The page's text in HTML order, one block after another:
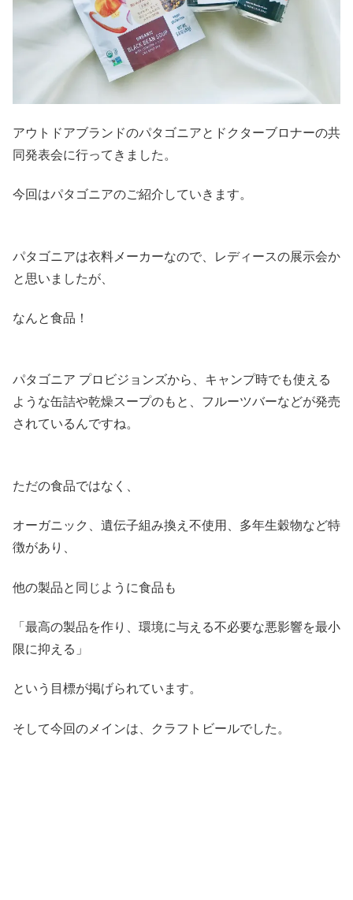
アウトドアブランドのパタゴニアとドクターブロナーの共
同発表会に行ってきました。
今回はパタゴニアのご紹介していきます。
パタゴニアは衣料メーカーなので、レディースの展示会か
と思いましたが、
なんと食品！
パタゴニア プロビジョンズから、キャンプ時でも使える
ような缶詰や乾燥スープのもと、フルーツバーなどが発売
されているんですね。
ただの食品ではなく、
オーガニック、遺伝子組み換え不使用、多年生穀物など特
徴があり、
他の製品と同じように食品も
「最高の製品を作り、環境に与える不必要な悪影響を最小
限に抑える」
という目標が掲げられています。
そして今回のメインは、クラフトビールでした。